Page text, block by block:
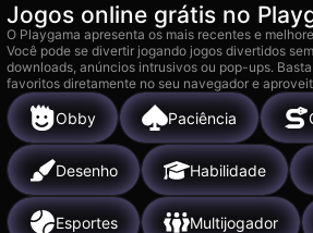
Jogos online grátis no
O Playgama apresenta os mais recentes e
Você pode se divertir jogando jogos divertidos
downloads, anúncios intrusivos ou pop-ups.
favoritos diretamente no seu navegador e
Obby Paciência
Desenho Habilidade
Esportes Multijogador